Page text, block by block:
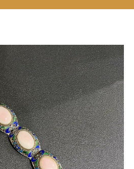
Vous êtes ici :